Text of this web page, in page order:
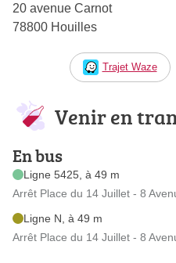
20 avenue Carnot
78800 Houilles
Trajet Waze
Venir en
En bus
Ligne 5425, à 49 m
Arrêt Place du 14 Juillet - 8
Ligne N, à 49 m
Arrêt Place du 14 Juillet - 8